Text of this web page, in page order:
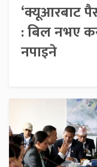
‘क्यूआरबाट
: बिल नभए
नपाइने